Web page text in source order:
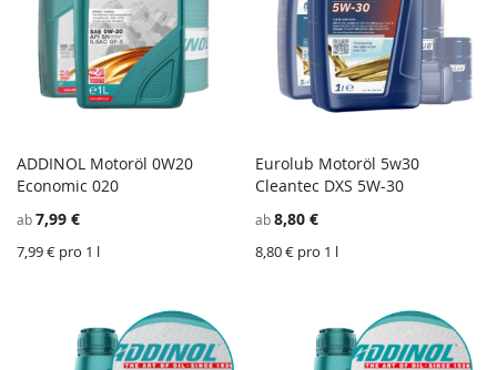
In den Einkaufswagen
ZU
HINZUFÜGEN
VERGLEICHSLISTE
HINZUFÜGEN
ADDINOL Motoröl 0W20
Economic 020
ab7,99 €
7,99 € pro 1 l
In den Einkaufswagen
Eurolub Motoröl 5w30
Cleantec DXS 5W-30
ab 8,80 €
8,80 € pro 1 l